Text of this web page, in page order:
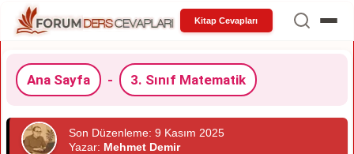
Kitap Cevapları
Ana Sayfa - 3. Sınıf Matematik
Son Düzenleme: 9 Kasım 2025
Yazar: Mehmet Demir